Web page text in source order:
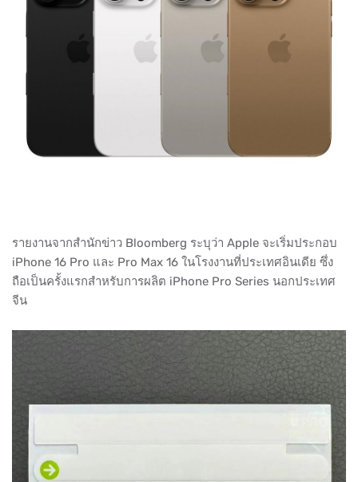
รายงานจากสำนักข่าว Bloomberg ระบุว่า Apple จะเริ่มประกอบ
iPhone 16 Pro และ Pro Max 16 ในโรงงานที่ประเทศอินเดีย ซึ่ง
ถือเป็นครั้งแรกสำหรับการผลิต iPhone Pro Series นอกประเทศ
จีน